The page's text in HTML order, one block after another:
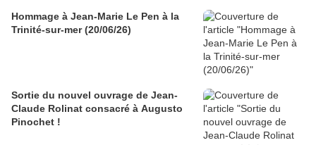
Hommage à Jean-Marie Le Pen à la
Trinité-sur-mer (20/06/26)
Sortie du nouvel ouvrage de Jean-
Claude Rolinat consacré à Augusto
Pinochet !